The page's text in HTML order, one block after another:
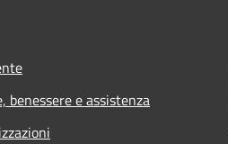
benessere e assistenza